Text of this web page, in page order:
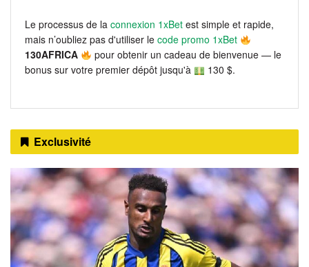
Le processus de la connexion 1xBet est simple et rapide,
mais n’oubliez pas d'utiliser le code promo 1xBet
130AFRICA
pour obtenir un cadeau de bienvenue — le
bonus sur votre premier dépôt jusqu'à
130 $.
Exclusivité